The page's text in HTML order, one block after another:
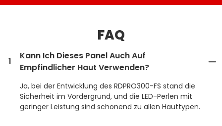
FAQ
1
Kann Ich Dieses Panel Auch Auf
Empfindlicher Haut Verwenden?
Ja, bei der Entwicklung des RDPRO300-FS stand die
Sicherheit im Vordergrund, und die LED-Perlen mit
geringer Leistung sind schonend zu allen Hauttypen.